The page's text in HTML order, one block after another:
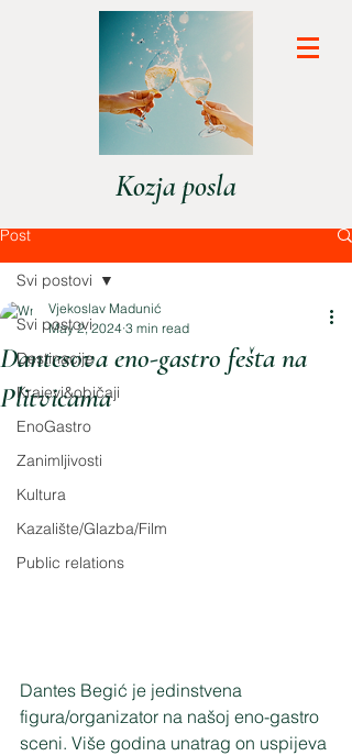
Kozja posla
Post
Svi postovi
Destinacije
Krajevi&običaji
EnoGastro
Zanimljivosti
Kultura
Kazalište/Glazba/Film
Public relations
Svi postovi
Dantesova eno-gastro fešta na
Plitvicama
Vjekoslav Madunić
May 2, 2024 3 min read
Dantes Begić je jedinstvena
figura/organizator na našoj eno-gastro
sceni. Više godina unatrag on uspijeva